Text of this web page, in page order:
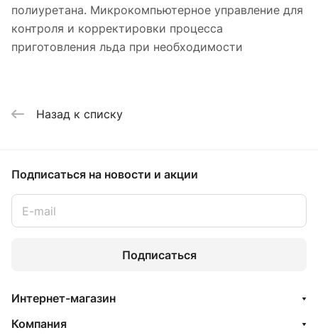
полиуретана. Микрокомпьютерное управление для
контроля и корректировки процесса
приготовления льда при необходимости
Назад к списку
Подписаться на новости и акции
Подписаться
Интернет-магазин
Компания